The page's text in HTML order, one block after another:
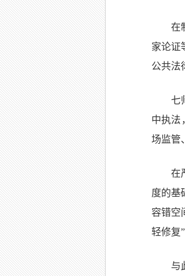
在
家论证
公共法
七
中执法
场监管
在
度的基
容错空
轻修复
与